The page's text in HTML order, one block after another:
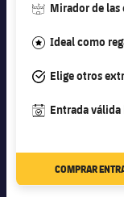
#stadium
Mirador de las
#star
Ideal como
#tick
Elige otros
#calendar
Entrada
COMPRAR